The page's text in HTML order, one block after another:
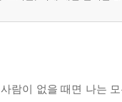
람이 없을 때면 나는